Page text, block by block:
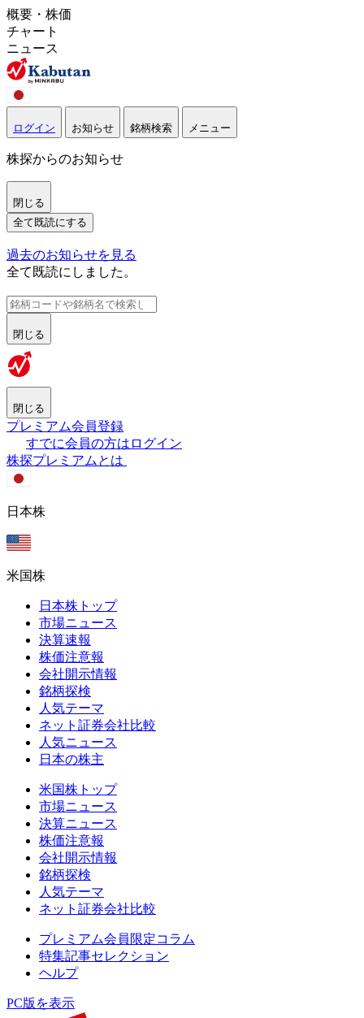
概要・株価
チャート
ニュース
ログイン お知らせ 銘柄検索 メニュー
株探からのお知らせ
閉じる
全て既読にする
過去のお知らせを見る
全て既読にしました。
閉じる
閉じる
プレミアム会員登録
すでに会員の方はログイン
株探プレミアムとは
日本株
米国株
日本株トップ
市場ニュース
決算速報
株価注意報
会社開示情報
銘柄探検
人気テーマ
ネット証券会社比較
人気ニュース
日本の株主
米国株トップ
市場ニュース
決算ニュース
株価注意報
会社開示情報
銘柄探検
人気テーマ
ネット証券会社比較
プレミアム会員限定コラム
特集記事セレクション
ヘルプ
PC版を表示